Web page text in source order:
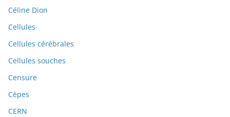
Céline Dion
Cellules
Cellules cérébrales
Cellules souches
Censure
Cèpes
CERN